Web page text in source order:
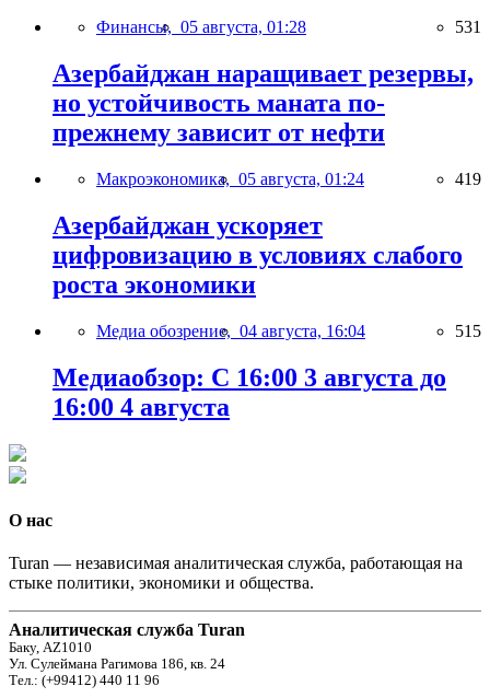
Финансы, 05 августа, 01:28 531
Азербайджан наращивает резервы,
но устойчивость маната по-
прежнему зависит от нефти
Макроэкономика, 05 августа, 01:24 419
Азербайджан ускоряет
цифровизацию в условиях слабого
роста экономики
Медиа обозрение, 04 августа, 16:04 515
Медиаобзор: С 16:00 3 августа до
16:00 4 августа
О нас
Turan — независимая аналитическая служба, работающая на
стыке политики, экономики и общества.
Аналитическая служба Turan
Баку, AZ1010
Ул. Сулеймана Рагимова 186, кв. 24
Тел.: (+99412) 440 11 96